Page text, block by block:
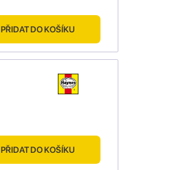
PŘIDAT DO KOŠÍKU
PŘIDAT DO KOŠÍKU